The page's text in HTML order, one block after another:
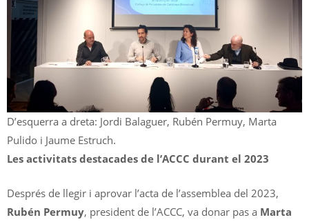
D’esquerra a dreta: Jordi Balaguer, Rubén Permuy, Marta
Pulido i Jaume Estruch.
Les activitats destacades de l’ACCC durant el 2023
Després de llegir i aprovar l’acta de l’assemblea del 2023,
Rubén Permuy, president de l’ACCC, va donar pas a Marta